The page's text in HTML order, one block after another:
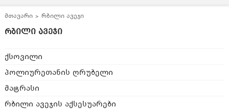
მთავარი რბილი ავეჯი
რბილი ავეჯი
ქსოვილი
პოლიურეთანის ღრუბელი
მატრასი
რბილი ავეჯის აქსესუარები